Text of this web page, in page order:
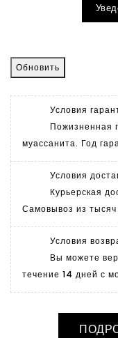
Условия
Пожизненная
муассанита. Год
Условия
Курьерская
Самовывоз из тысяч
Условия
Вы можете
течение 14 дней с